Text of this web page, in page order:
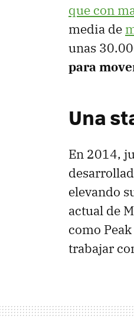
que con
media de
unas
para
Una
En 2014,
elevando
actual de
como
trabajar